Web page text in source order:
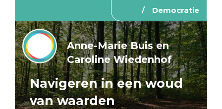
Democratie
Anne-Marie Buis en
Caroline Wiedenhof
Navigeren in een woud
van waarden